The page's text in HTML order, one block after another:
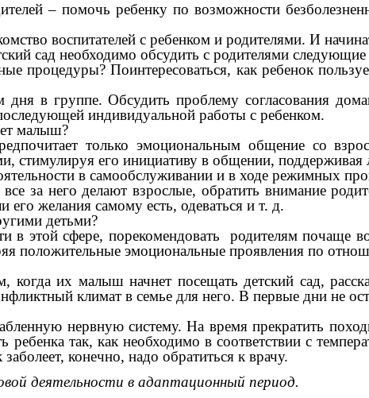
– помочь ребенку по возможности
воспитателей с ребенком и родителями. И
сад необходимо обсудить с родителями
процедуры? Поинтересоваться, как ребенок
дня в группе. Обсудить проблему согласования
индивидуальной работы с ребенком.
малыш?
только эмоциональным общение со
стимулируя его инициативу в общении, поддерживая
в самообслуживании и в ходе режимных
за него делают взрослые, обратить внимание
его желания самому есть, одеваться и т. д.
детьми?
в этой сфере, порекомендовать родителям почаще
положительные эмоциональные проявления по
когда их малыш начнет посещать детский сад,
климат в семье для него. В первые дни не
нервную систему. На время прекратить
так, как необходимо в соответствии с
конечно, надо обратиться к врачу.
деятельности в адаптационный период.